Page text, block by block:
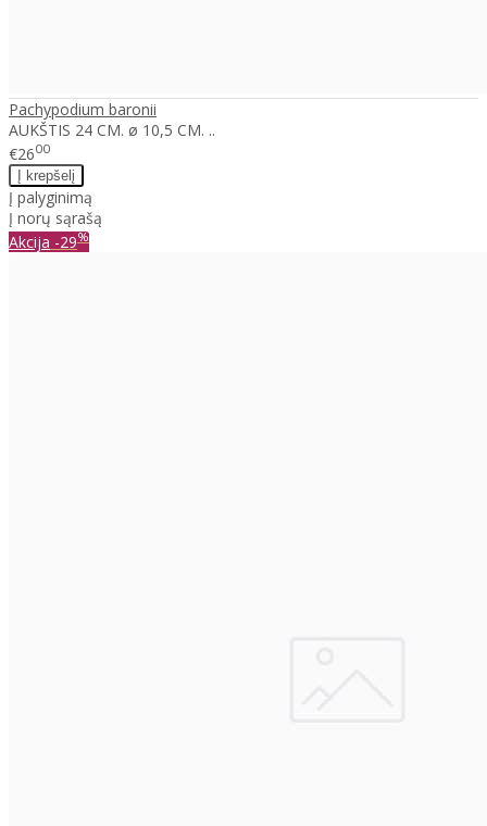
Pachypodium baronii
AUKŠTIS 24 CM. ø 10,5 CM. ..
€2600
Į palyginimą
Į norų sąrašą
Akcija -29%